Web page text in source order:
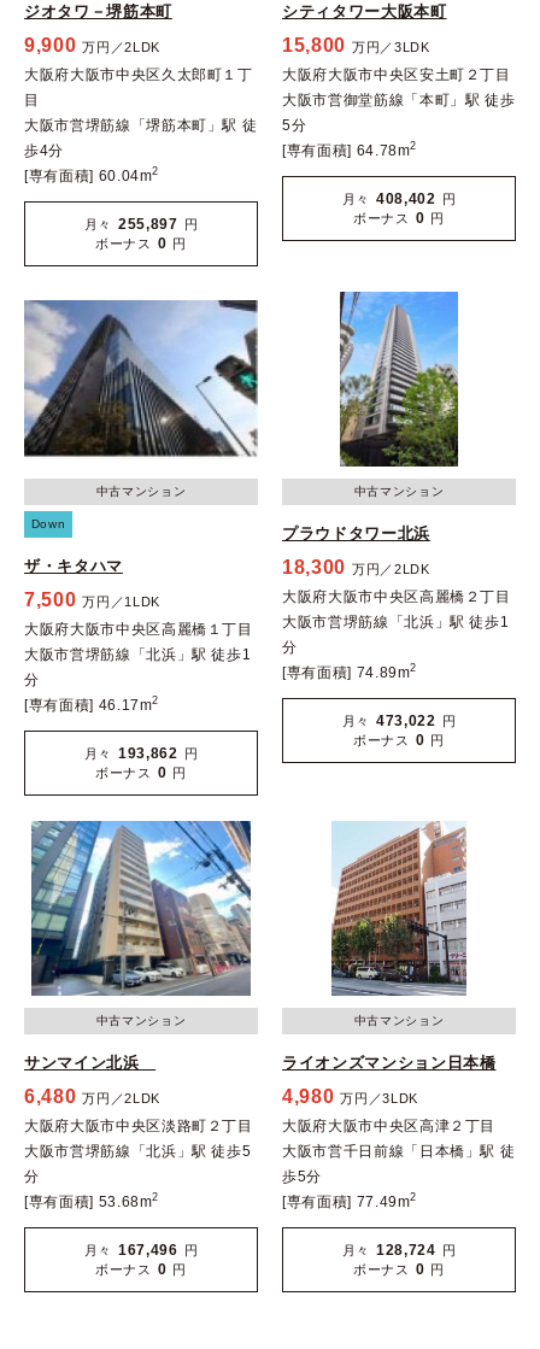
ジオタワ－堺筋本町
9,900 万円／2LDK
大阪府大阪市中央区久太郎町１丁
目
大阪市営堺筋線「堺筋本町」駅 徒
歩4分
[専有面積] 60.04m2
月々 255,897 円
ボーナス
0 円
シティタワー大阪本町
15,800 万円／3LDK
大阪府大阪市中央区安土町２丁目
大阪市営御堂筋線「本町」駅 徒歩
5分
[専有面積] 64.78m2
月々 408,402 円
ボーナス
0 円
中古マンション
Down
ザ・キタハマ
7,500 万円／1LDK
大阪府大阪市中央区高麗橋１丁目
大阪市営堺筋線「北浜」駅 徒歩1
分
[専有面積] 46.17m2
月々 193,862 円
ボーナス
0 円
中古マンション
プラウドタワー北浜
18,300 万円／2LDK
大阪府大阪市中央区高麗橋２丁目
大阪市営堺筋線「北浜」駅 徒歩1
分
[専有面積] 74.89m2
月々 473,022 円
ボーナス
0 円
中古マンション
サンマイン北浜
6,480 万円／2LDK
大阪府大阪市中央区淡路町２丁目
大阪市営堺筋線「北浜」駅 徒歩5
分
[専有面積] 53.68m2
月々 167,496 円
ボーナス
0 円
中古マンション
ライオンズマンション日本橋
4,980 万円／3LDK
大阪府大阪市中央区高津２丁目
大阪市営千日前線「日本橋」駅 徒
歩5分
[専有面積] 77.49m2
月々 128,724 円
ボーナス
0 円